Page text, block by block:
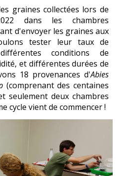
graines collectées lors de
dans les chambres
d'envoyer les graines aux
tester leur taux de
conditions de
et différentes durées de
18 provenances d'Abies
(comprenant des centaines
seulement deux chambres
cycle vient de commencer !